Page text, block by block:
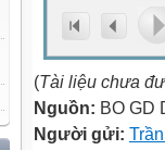
(Tài liệu chưa
Nguồn: BO GD
Người gửi: